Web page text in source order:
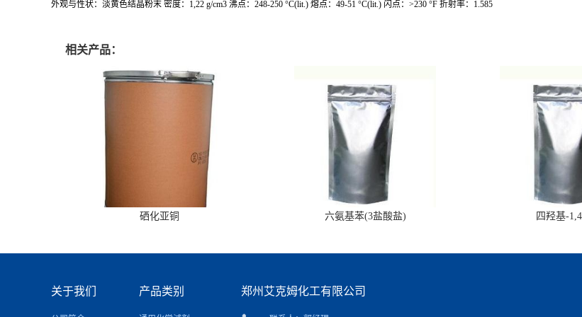
外观与性状：淡黄色结晶粉末 密度：1,22 g/cm3 沸点：248-250 °C(lit.) 熔点：49-51 °C(lit.) 闪点：>230 °F 折射率：1.585
相关产品：
硒化亚铜 六氨基苯(3盐酸盐) 四羟基-
关于我们 产品类别 郑州艾克姆化工有限公司